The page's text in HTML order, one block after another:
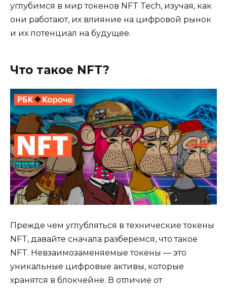
углубимся в мир токенов NFT Tech, изучая, как
они работают, их влияние на цифровой рынок
и их потенциал на будущее.
Что такое NFT?
Прежде чем углубляться в технические токены
NFT, давайте сначала разберемся, что такое
NFT. Невзаимозаменяемые токены — это
уникальные цифровые активы, которые
хранятся в блокчейне. В отличие от